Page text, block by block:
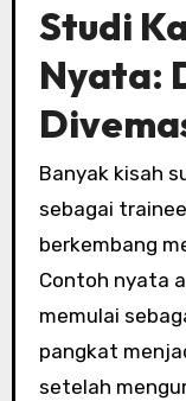
Studi
Nyata:
Banyak kisah
sebagai
berkembang
Contoh nyata
memulai
pangkat
setelah